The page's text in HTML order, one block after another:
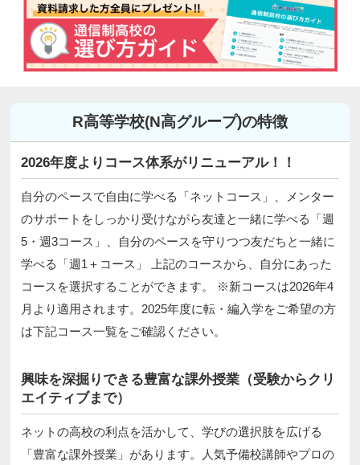
R高等学校(N高グループ)の特徴
2026年度よりコース体系がリニューアル！！
自分のペースで自由に学べる「ネットコース」、メンター
のサポートをしっかり受けながら友達と一緒に学べる「週
5・週3コース」、自分のペースを守りつつ友だちと一緒に
学べる「週1＋コース」 上記のコースから、自分にあった
コースを選択することができます。 ※新コースは2026年4
月より適用されます。2025年度に転・編入学をご希望の方
は下記コース一覧をご確認ください。
興味を深掘りできる豊富な課外授業（受験からクリ
エイティブまで）
ネットの高校の利点を活かして、学びの選択肢を広げる
「豊富な課外授業」があります。人気予備校講師やプロの